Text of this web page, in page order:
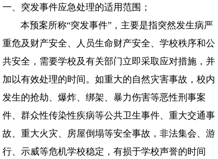
一、突发事件应急处理的适用范围；
本预案所称“突发事件”，主要是指突然发生病严
重危及财产安全、人员生命财产安全、学校秩序和公
共安全，需要学校及有关部门立即采取应对措施，并
加以有效处理的时间。如重大的自然灾害事故，校内
发生的抢劫、爆炸、绑架、暴力伤害等恶性刑事案
件、群众性传染性疾病等公共卫生事件、重大交通事
故、重大火灾、房屋倒塌等安全事故，非法集会、游
行、示威等危机学校稳定，有损于学校声誉的时间